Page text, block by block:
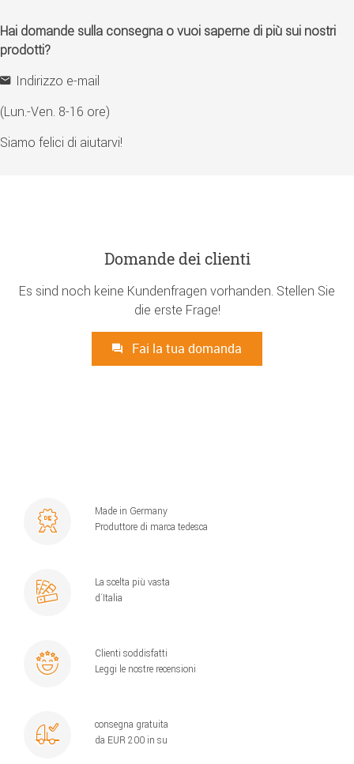
Hai domande sulla consegna o vuoi saperne di più sui nostri
prodotti?
Indirizzo e-mail
(Lun.-Ven. 8-16 ore)
Siamo felici di aiutarvi!
Domande dei clienti
Es sind noch keine Kundenfragen vorhanden. Stellen Sie
die erste Frage!
Fai la tua domanda
Made in Germany
Produttore di marca tedesca
La scelta più vasta
d´Italia
Clienti soddisfatti
Leggi le nostre recensioni
consegna gratuita
da EUR 200 in su